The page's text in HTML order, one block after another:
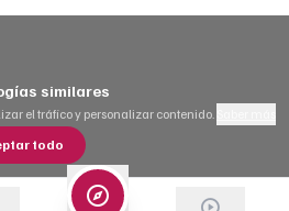
similares
el tráfico y personalizar contenido.
todo